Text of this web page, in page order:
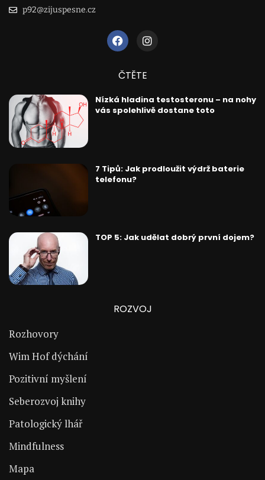
p92@zijuspesne.cz
ČTĚTE
Nízká hladina testosteronu – na nohy
vás spolehlivě dostane toto
7 Tipů: Jak prodloužit výdrž baterie
telefonu?
TOP 5: Jak udělat dobrý první dojem?
ROZVOJ
Rozhovory
Wim Hof dýchání
Pozitivní myšlení
Seberozvoj knihy
Patologický lhář
Mindfulness
Mapa